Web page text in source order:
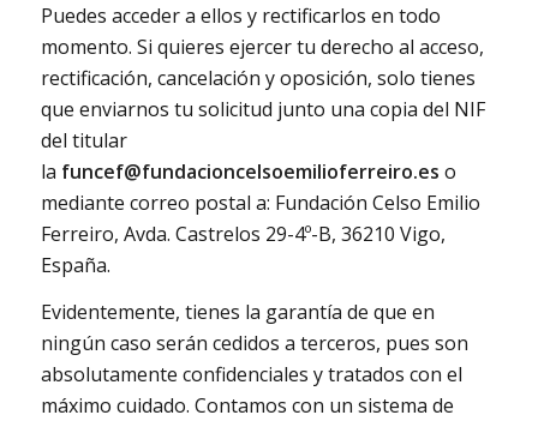
Puedes acceder a ellos y rectificarlos en todo
momento. Si quieres ejercer tu derecho al acceso,
rectificación, cancelación y oposición, solo tienes
que enviarnos tu solicitud junto una copia del NIF
del titular
la funcef@fundacioncelsoemilioferreiro.es o
mediante correo postal a: Fundación Celso Emilio
Ferreiro, Avda. Castrelos 29-4º-B, 36210 Vigo,
España.
Evidentemente, tienes la garantía de que en
ningún caso serán cedidos a terceros, pues son
absolutamente confidenciales y tratados con el
máximo cuidado. Contamos con un sistema de